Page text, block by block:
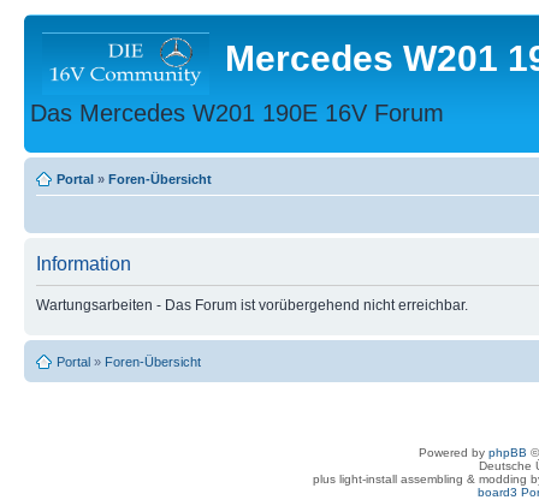
Mercedes W201
Das Mercedes W201 190E 16V Forum
Portal » Foren-Übersicht
Information
Wartungsarbeiten - Das Forum ist vorübergehend nicht erreichbar.
Portal » Foren-Übersicht
Powered by phpBB
Deutsche
plus light-install assembling & modding
board3